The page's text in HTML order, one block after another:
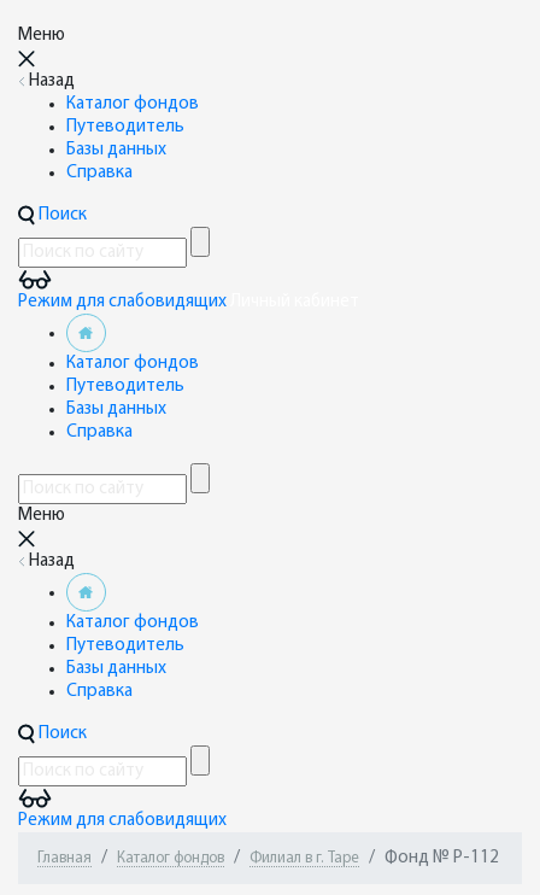
Меню
Назад
Каталог фондов
Путеводитель
Базы данных
Справка
Поиск
Режим для слабовидящих
Каталог фондов
Путеводитель
Базы данных
Справка
Меню
Назад
Каталог фондов
Путеводитель
Базы данных
Справка
Поиск
Режим для слабовидящих
Главная Каталог фондов Филиал в г. Таре Фонд № Р-112